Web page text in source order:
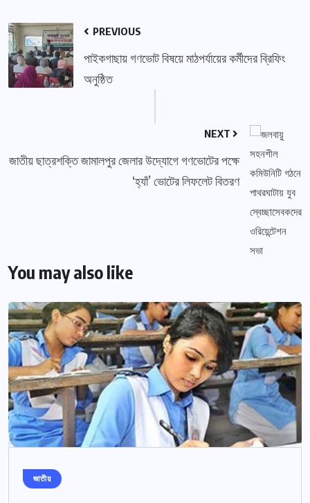
PREVIOUS
পাইকগাছায় গণভোট বিষয়ে মাঠপর্যায়ের কর্মীদের ব্রিফিং
অনুষ্ঠিত
NEXT
জাতীয় ছাত্রশক্তি জামালপুর জেলার উদ্যোগে গণভোটের পক্ষে
‘হ্যাঁ’ ভোটের লিফলেট বিতরণ
You may also like
জাতীয়